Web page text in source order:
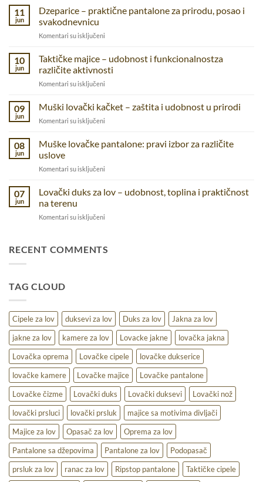
11
jun
Dzeparice – praktične pantalone za prirodu, posao i
svakodnevnicu
Komentari su isključeni
praktične
pantalone
posao
10
jun
Taktičke majice – udobnost i funkcionalnostza
različite aktivnosti
Komentari su isključeni
majice
–
funkcionalnostza
09
jun
Muški lovački kačket – zaštita i udobnost u prirodi
Komentari su isključeni
lovački
kačket
udobnost
08
jun
Muške lovačke pantalone: pravi izbor za različite
uslove
Komentari su isključeni
lovačke
pantalone:
uslove
07
jun
Lovački duks za lov – udobnost, toplina i praktičnost
na terenu
Komentari su isključeni
za
na
terenu
RECENT COMMENTS
TAG CLOUD
Cipele za lov duksevi za lov Duks za lov
Jakna za lov
jakne za lov
kamere za lov Lovacke jakne
lovačka jakna
Lovačka oprema
Lovačke cipele
lovačke dukserice
lovačke kamere
Lovačke majice
Lovačke pantalone
Lovačke čizme
Lovački duks Lovački duksevi
Lovački nož
lovački prsluci
lovački prsluk
majice sa motivima divljači
Majice za lov
Opasač za lov
Oprema za lov
Pantalone sa džepovima
Pantalone za lov
Podopasač
prsluk za lov
ranac za lov Ripstop pantalone
Taktičke cipele